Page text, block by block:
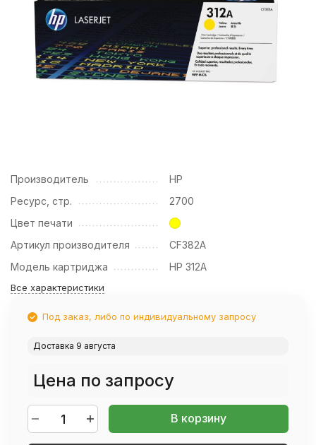
Производитель
HP
Ресурс, стр.
2700
Цвет печати
Артикул производителя
CF382A
Модель картриджа
HP 312A
Все характеристики
Под заказ, либо по индивидуальному запросу
Доставка 9 августа
Цена по запросу
В корзину